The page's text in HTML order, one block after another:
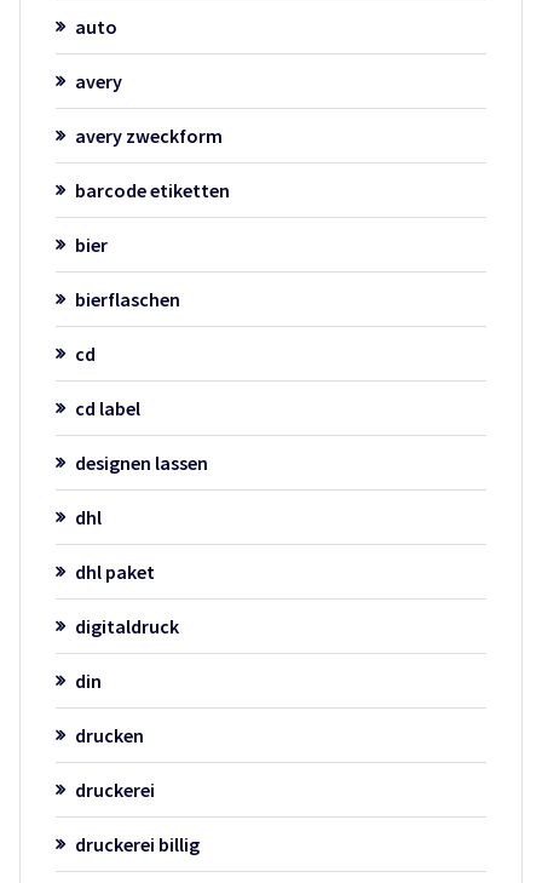
auto
avery
avery zweckform
barcode etiketten
bier
bierflaschen
cd
cd label
designen lassen
dhl
dhl paket
digitaldruck
din
drucken
druckerei
druckerei billig